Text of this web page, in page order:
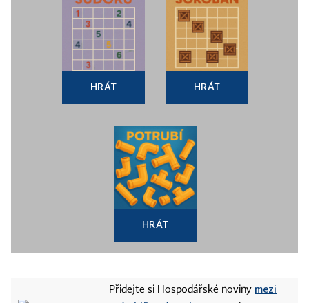
HRÁT HRÁT
HRÁT
Přidejte si Hospodářské noviny mezi